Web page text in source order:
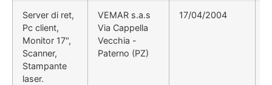
Server di ret,
Pc client,
Monitor 17",
Scanner,
Stampante
laser.
VEMAR s.a.s
Via Cappella
Vecchia -
Paterno (PZ)
17/04/2004